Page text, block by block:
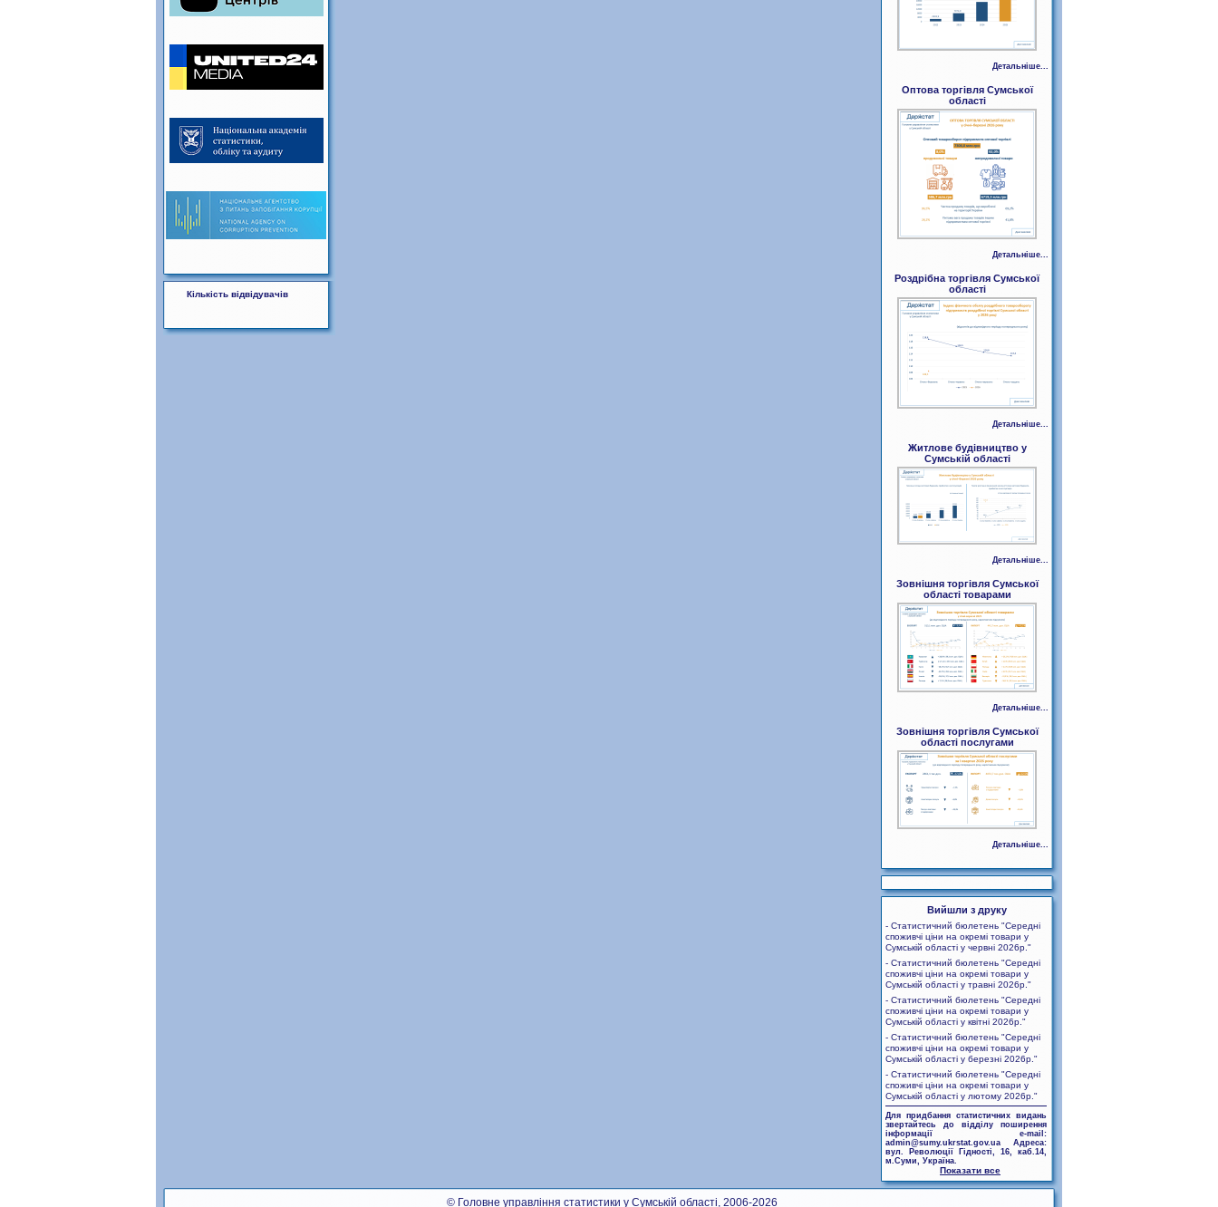
Кількість відвідувачів
Детальніше...
Оптова торгівля Сумської
області
Детальніше...
Роздрібна торгівля Сумської
області
Детальніше...
Житлове будівництво у
Сумській області
Детальніше...
Зовнішня торгівля Сумської
області товарами
Детальніше...
Зовнішня торгівля Сумської
області послугами
Детальніше...
Вийшли з друку
- Статистичний бюлетень "Середні
споживчі ціни на окремі товари у
Сумській області у червні 2026р."
- Статистичний бюлетень "Середні
споживчі ціни на окремі товари у
Сумській області у травні 2026р."
- Статистичний бюлетень "Середні
споживчі ціни на окремі товари у
Сумській області у квітні 2026р."
- Статистичний бюлетень "Середні
споживчі ціни на окремі товари у
Сумській області у березні 2026р."
- Статистичний бюлетень "Середні
споживчі ціни на окремі товари у
Сумській області у лютому 2026р."
Для придбання статистичних видань
звертайтесь до відділу поширення
інформації e-mail:
admin@sumy.ukrstat.gov.ua Адреса:
вул. Революції Гідності, 16, каб.14,
м.Суми, Україна.
Показати все
© Головне управління статистики у Сумській області, 2006-2026